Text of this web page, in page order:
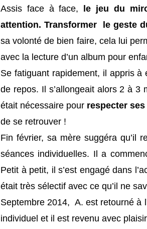
Assis face à face,
le jeu du
attention. Transformer le geste
sa volonté de bien faire, cela lui
avec la lecture d’un album pour
Se fatiguant rapidement, il appris
de repos. Il s’allongeait alors 2 à 3
était nécessaire pour respecter
de se retrouver !
Fin février, sa mère suggéra qu’il
séances individuelles. Il a
Petit à petit, il s’est engagé dans
était très sélectif avec ce qu’il ne
Septembre 2014, A. est retourné à
individuel et il est revenu avec